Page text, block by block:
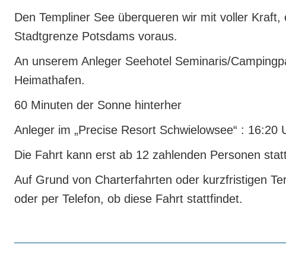
Den Templiner See überqueren wir mit voller
Stadtgrenze Potsdams voraus.
An unserem Anleger Seehotel Seminaris/
Heimathafen.
60 Minuten der Sonne hinterher
Anleger im „Precise Resort Schwielowsee“ : 16:20
Die Fahrt kann erst ab 12 zahlenden Personen
Auf Grund von Charterfahrten oder kurzfristigen
oder per Telefon, ob diese Fahrt stattfindet.